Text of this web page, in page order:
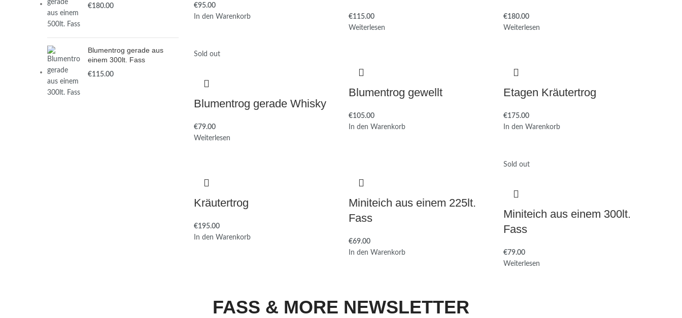
€
Blumentrog gerade aus
einem 300lt. Fass
€
€
In den Warenkorb
€
Weiterlesen
€
Weiterlesen
Sold out
Blumentrog gerade Whisky
€
Weiterlesen
Blumentrog gewellt
€
In den Warenkorb
Etagen Kräutertrog
€
In den Warenkorb
Kräutertrog
€
In den Warenkorb
Miniteich aus einem 225lt.
Fass
€
In den Warenkorb
Sold out
Miniteich aus einem 300lt.
Fass
€
Weiterlesen
FASS & MORE NEWSLETTER